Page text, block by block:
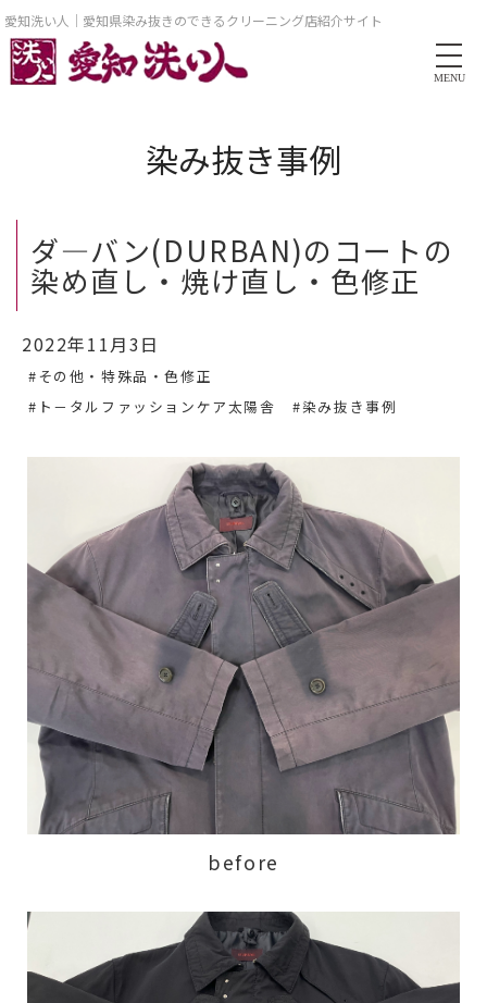
愛知洗い人｜愛知県染み抜きのできるクリーニング店紹介サイト
MENU
染み抜き事例
ダ―バン(DURBAN)のコートの
染め直し・焼け直し・色修正
2022年11月3日
#その他・特殊品・色修正
#ト－タルファッションケア太陽舎
#染み抜き事例
before